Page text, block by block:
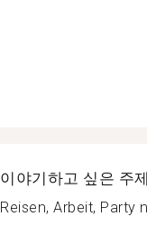
이야기하고 싶은 주제
Reisen, Arbeit, Party